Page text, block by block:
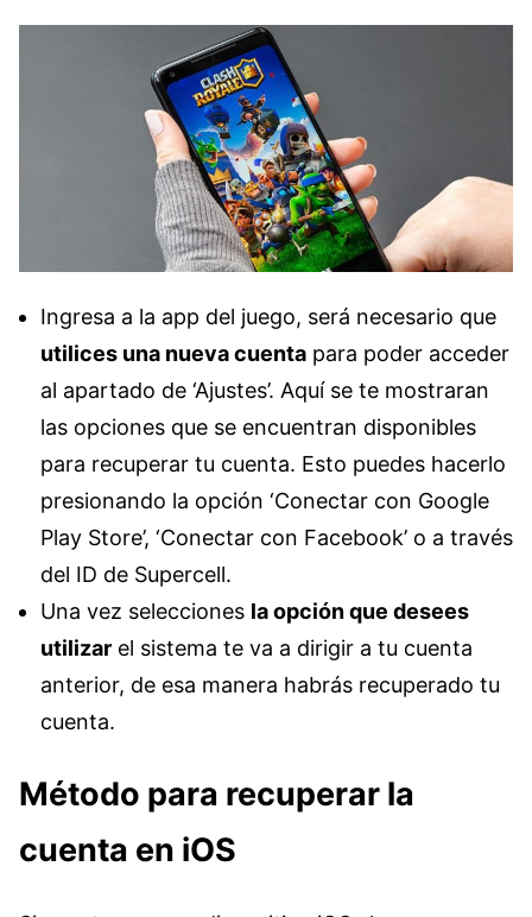
Ingresa a la app del juego, será necesario que
utilices una nueva cuenta para poder acceder
al apartado de ‘Ajustes’. Aquí se te mostraran
las opciones que se encuentran disponibles
para recuperar tu cuenta. Esto puedes hacerlo
presionando la opción ‘Conectar con Google
Play Store’, ‘Conectar con Facebook’ o a través
del ID de Supercell.
Una vez selecciones la opción que desees
utilizar el sistema te va a dirigir a tu cuenta
anterior, de esa manera habrás recuperado tu
cuenta.
Método para recuperar la
cuenta en iOS